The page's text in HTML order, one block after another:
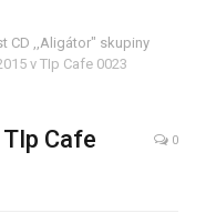
CD ,,Aligátor" skupiny
v TIp Cafe 0023
Cafe
0